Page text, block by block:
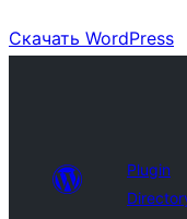
Скачать WordPress
Plugin